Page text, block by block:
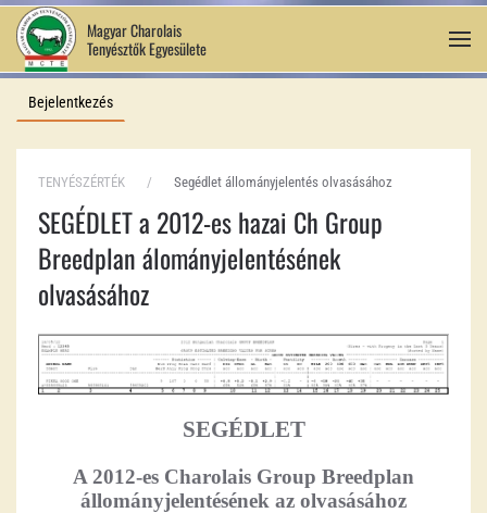
Fő tartalom átugrása
Magyar Charolais
Tenyésztők Egyesülete
Bejelentkezés
TENYÉSZÉRTÉK Segédlet állományjelentés olvasásához
SEGÉDLET a 2012-es hazai Ch Group
Breedplan álományjelentésének
olvasásához
SEGÉDLET
A 2012-es Charolais Group Breedplan
állományjelentésének az olvasásához